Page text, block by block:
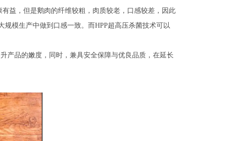
益，但是鹅肉的纤维较粗，肉质较老，口感较差，因此
模生产中做到口感一致。而HPP超高压杀菌技术可以
产品的嫩度，同时，兼具安全保障与优良品质，在延长